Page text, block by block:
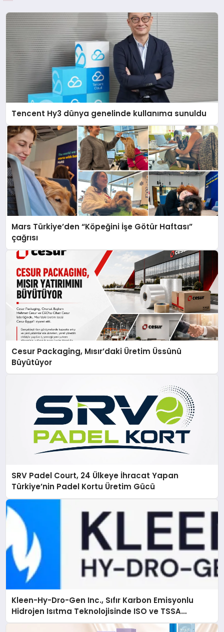
Tencent Hy3 dünya genelinde kullanıma sunuldu
Mars Türkiye’den “Köpeğini İşe Götür Haftası”
çağrısı
Cesur Packaging, Mısır’daki Üretim Üssünü
Büyütüyor
SRV Padel Court, 24 Ülkeye İhracat Yapan
Türkiye’nin Padel Kortu Üretim Gücü
Kleen-Hy-Dro-Gen Inc., Sıfır Karbon Emisyonlu
Hidrojen Isıtma Teknolojisinde ISO ve TSSA
Düzenleyici Onaylarını Aldı